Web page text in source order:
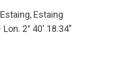
Estaing
2° 40′ 18.34″